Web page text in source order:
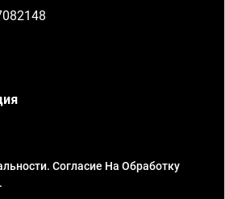
Согласие На Обработку